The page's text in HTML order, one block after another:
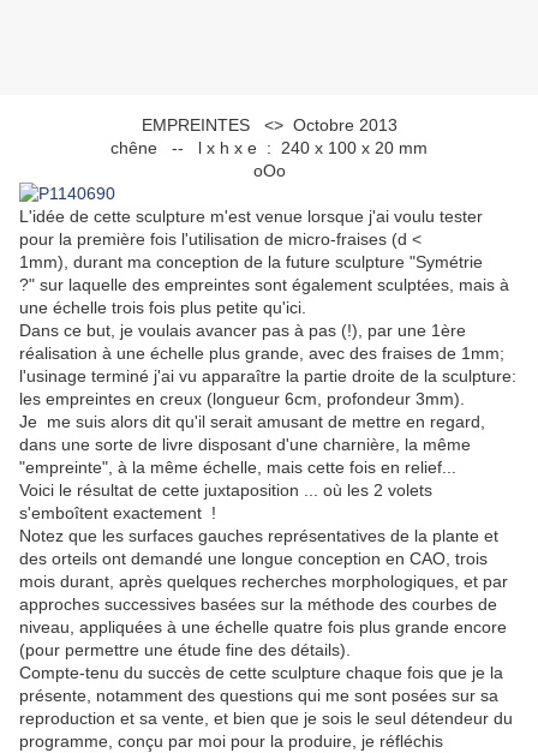
EMPREINTES <> Octobre 2013
chêne -- l x h x e : 240 x 100 x 20 mm
oOo
L'idée de cette sculpture m'est venue lorsque j'ai voulu tester
pour la première fois l'utilisation de micro-fraises (d <
1mm), durant ma conception de la future sculpture "Symétrie
?" sur laquelle des empreintes sont également sculptées, mais à
une échelle trois fois plus petite qu'ici.
Dans ce but, je voulais avancer pas à pas (!), par une 1ère
réalisation à une échelle plus grande, avec des fraises de 1mm;
l'usinage terminé j'ai vu apparaître la partie droite de la sculpture:
les empreintes en creux (longueur 6cm, profondeur 3mm).
Je me suis alors dit qu'il serait amusant de mettre en regard,
dans une sorte de livre disposant d'une charnière, la même
"empreinte", à la même échelle, mais cette fois en relief...
Voici le résultat de cette juxtaposition ... où les 2 volets
s'emboîtent exactement !
Notez que les surfaces gauches représentatives de la plante et
des orteils ont demandé une longue conception en CAO, trois
mois durant, après quelques recherches morphologiques, et par
approches successives basées sur la méthode des courbes de
niveau, appliquées à une échelle quatre fois plus grande encore
(pour permettre une étude fine des détails).
Compte-tenu du succès de cette sculpture chaque fois que je la
présente, notamment des questions qui me sont posées sur sa
reproduction et sa vente, et bien que je sois le seul détendeur du
programme, conçu par moi pour la produire, je réfléchis